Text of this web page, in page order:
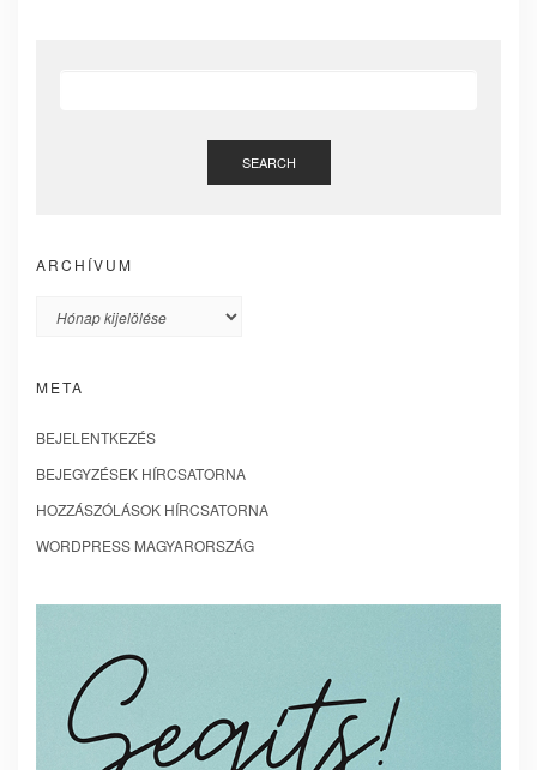
SEARCH
ARCHÍVUM
Archívum
META
BEJELENTKEZÉS
BEJEGYZÉSEK HÍRCSATORNA
HOZZÁSZÓLÁSOK HÍRCSATORNA
WORDPRESS MAGYARORSZÁG